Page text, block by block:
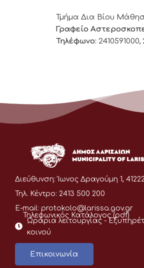
Τμήμα Δια Βίου
Γραφείο
Τηλέφωνο:
Διεύθυνση: Ίωνος Δραγούμη 1, 41222
Τηλ. Κέντρο: 2413 500 200
E-mail: protokolo@larissa.gov.gr
Τηλεφωνικός Κατάλογος (pdf)
Ωράρια λειτουργίας -
κοινού
Επικοινωνία